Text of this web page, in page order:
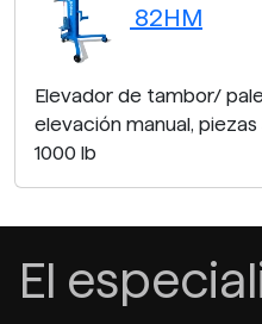
82HM
Elevador de tambor/
elevación manual,
1000 lb
El